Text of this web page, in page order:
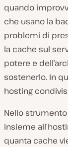
quando
che usano la
problemi di
la cache sul
potere e
sostenerlo. In
hosting
Nello strumento
insieme
quanta cache